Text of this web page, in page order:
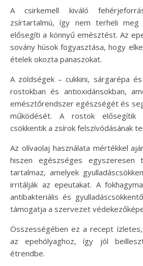
A csirkemell kiváló
zsírtartalmú, így nem terheli
elősegíti a könnyű emésztést. Az
sovány húsok fogyasztása, hogy
ételek okozta panaszokat.
A zöldségek – cukkini, sárgarépa
rostokban és antioxidánsokban,
emésztőrendszer egészségét és
működését. A rostok
csökkentik a zsírok felszívódásának
Az olívaolaj használata mértékkel
hiszen egészséges egyszeresen
tartalmaz, amelyek
irritálják az epeutakat. A
antibakteriális és
támogatja a szervezet
Összességében ez a recept
az epehólyaghoz, így jól
étrendbe.